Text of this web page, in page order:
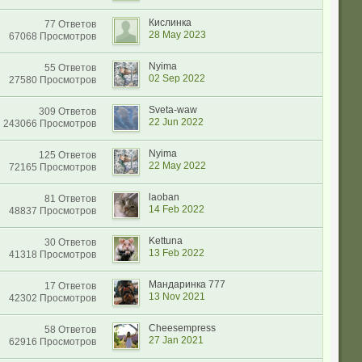
77 Ответов
67068 Просмотров
Кислинка
28 May 2023
55 Ответов
27580 Просмотров
Nyima
02 Sep 2022
309 Ответов
243066 Просмотров
Sveta-waw
22 Jun 2022
125 Ответов
72165 Просмотров
Nyima
22 May 2022
81 Ответов
48837 Просмотров
laoban
14 Feb 2022
30 Ответов
41318 Просмотров
Kettuna
13 Feb 2022
17 Ответов
42302 Просмотров
Мандаринка 777
13 Nov 2021
58 Ответов
62916 Просмотров
Cheesempress
27 Jan 2021